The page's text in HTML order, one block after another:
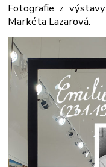
Fotografie z
Markéta Lazarová.